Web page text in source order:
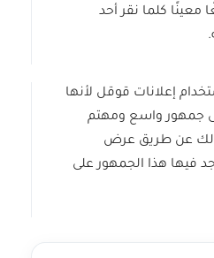
معينًا كلما نقر أحد
إعلانات قوقل لأنها
جمهور واسع ومهتم
عن طريق عرض
فيها هذا الجمهور على